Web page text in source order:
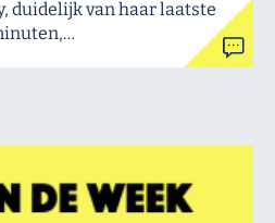
duidelijk van haar laatste